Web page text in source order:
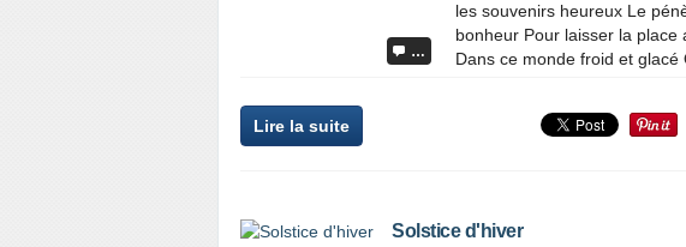
…
les souvenirs heureux Le
bonheur Pour laisser la place
Dans ce monde froid et glacé
Lire la suite
Solstice d'hiver